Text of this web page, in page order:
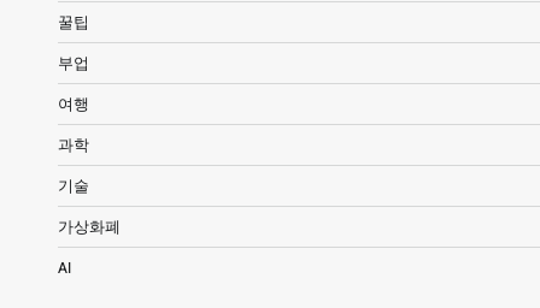
꿀팁
부업
여행
과학
기술
가상화폐
AI